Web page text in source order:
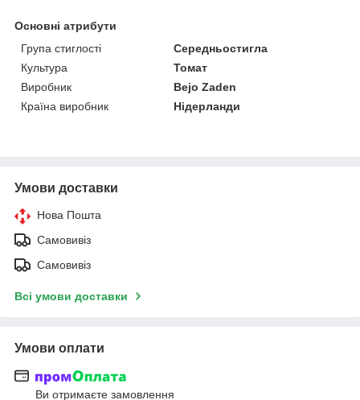
Основні атрибути
Група стиглості
Середньостигла
Культура
Томат
Виробник
Bejo Zaden
Країна виробник
Нідерланди
Умови доставки
Нова Пошта
Самовивіз
Самовивіз
Всі умови доставки
Умови оплати
Ви отримаєте замовлення